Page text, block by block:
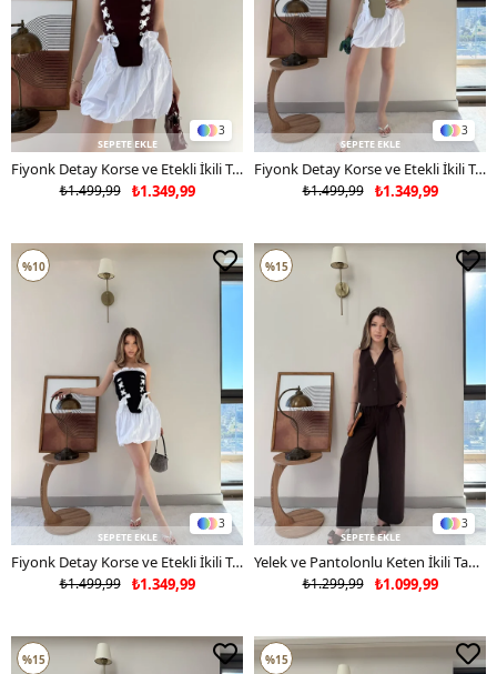
3
SEPETE EKLE
Fiyonk Detay Korse ve Etekli İkili Takım Mürdüm Beyaz 2352
₺1.349,99
₺1.499,99
3
SEPETE EKLE
Fiyonk Detay Korse ve Etekli İkili Takım Haki Beyaz 2352
₺1.349,99
₺1.499,99
3
SEPETE EKLE
Fiyonk Detay Korse ve Etekli İkili Takım Siyah Beyaz 2352
₺1.349,99
₺1.499,99
%10
3
SEPETE EKLE
Yelek ve Pantolonlu Keten İkili Takım Acı Kahve 2341
₺1.099,99
₺1.299,99
%15
%15 %15